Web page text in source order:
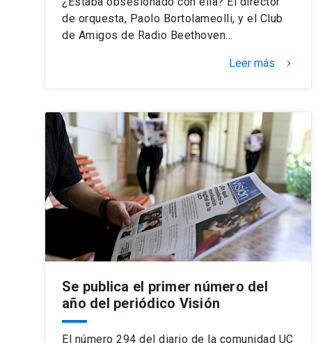
de orquesta, Paolo Bortolameolli, y el Club
de Amigos de Radio Beethoven…
Leer más keyboard_arrow_right
Se publica el primer número del
año del periódico Visión
El número 294 del diario de la comunidad UC